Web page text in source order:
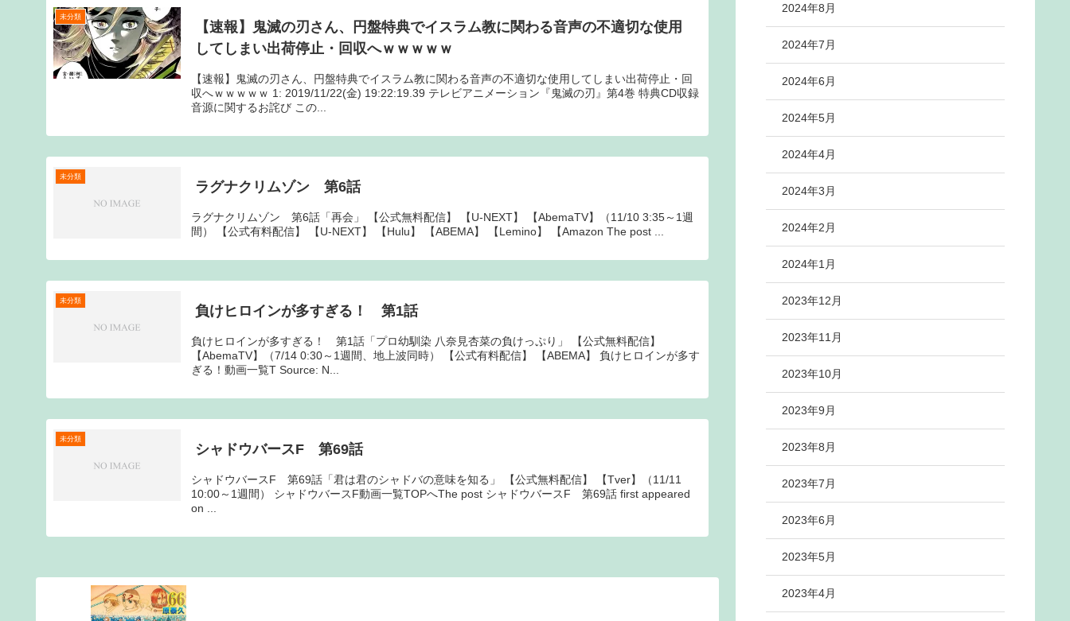
未分類
【速報】鬼滅の刃さん、円盤特典でイスラム教に関わる音声の不適切な使用
してしまい出荷停止・回収へｗｗｗｗｗ
【速報】鬼滅の刃さん、円盤特典でイスラム教に関わる音声の不適切な使用してしまい出荷停止・回
収へｗｗｗｗｗ 1: 2019/11/22(金) 19:22:19.39 テレビアニメーション『鬼滅の刃』第4巻 特典CD収録
音源に関するお詫び この...
未分類
ラグナクリムゾン 第6話
ラグナクリムゾン 第6話「再会」 【公式無料配信】 【U-NEXT】 【AbemaTV】（11/10 3:35～1週
間） 【公式有料配信】 【U-NEXT】 【Hulu】 【ABEMA】 【Lemino】 【Amazon The post ...
未分類
負けヒロインが多すぎる！ 第1話
負けヒロインが多すぎる！ 第1話「プロ幼馴染 八奈見杏菜の負けっぷり」 【公式無料配信】
【AbemaTV】（7/14 0:30～1週間、地上波同時） 【公式有料配信】 【ABEMA】 負けヒロインが多す
ぎる！動画一覧T Source: N...
未分類
シャドウバースF 第69話
シャドウバースF 第69話「君は君のシャドバの意味を知る」 【公式無料配信】 【Tver】（11/11
10:00～1週間） シャドウバースF動画一覧TOPへThe post シャドウバースF 第69話 first appeared
on ...
2024年8月
2024年7月
2024年6月
2024年5月
2024年4月
2024年3月
2024年2月
2024年1月
2023年12月
2023年11月
2023年10月
2023年9月
2023年8月
2023年7月
2023年6月
2023年5月
2023年4月